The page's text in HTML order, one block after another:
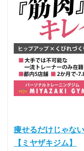
痩せるだけじゃな
【ミヤザキジム】